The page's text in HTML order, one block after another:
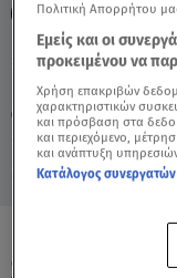
Κυριακή 9
26.07.24, 13:45 ΖΩΔΙΑ
ΠΡΟΒΛΕΨΕΙΣ ΑΣΗ
ΟΛΑ ΤΑ ΒΙΝΤΕΟ
Πολιτική Απορρήτου
Εμείς και οι
προκειμένου να
Χρήση επακριβών
χαρακτηριστικών
και πρόσβαση στα
και περιεχόμενο,
και ανάπτυξη
Κατάλογος